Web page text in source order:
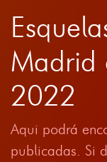
Madrid
2022
Aqui podrá
publicadas. Si